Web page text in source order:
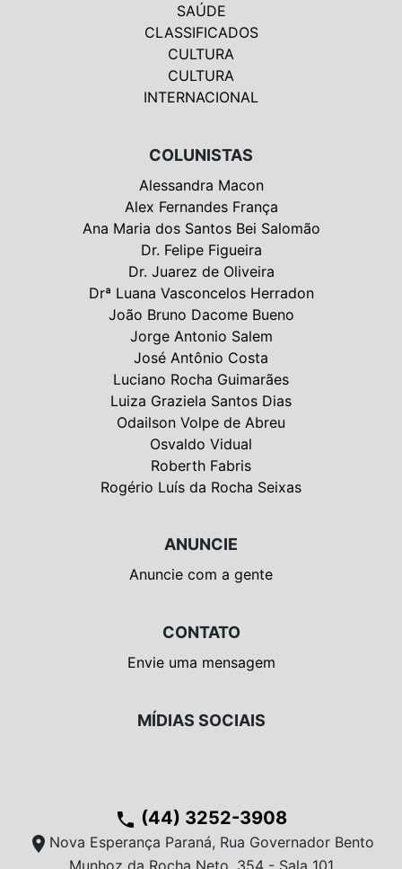
SAÚDE
CLASSIFICADOS
CULTURA
CULTURA
INTERNACIONAL
COLUNISTAS
Alessandra Macon
Alex Fernandes França
Ana Maria dos Santos Bei Salomão
Dr. Felipe Figueira
Dr. Juarez de Oliveira
Drª Luana Vasconcelos Herradon
João Bruno Dacome Bueno
Jorge Antonio Salem
José Antônio Costa
Luciano Rocha Guimarães
Luiza Graziela Santos Dias
Odailson Volpe de Abreu
Osvaldo Vidual
Roberth Fabris
Rogério Luís da Rocha Seixas
ANUNCIE
Anuncie com a gente
CONTATO
Envie uma mensagem
MÍDIAS SOCIAIS
phone (44) 3252-3908
location_on Nova Esperança Paraná, Rua Governador Bento
Munhoz da Rocha Neto, 354 - Sala 101